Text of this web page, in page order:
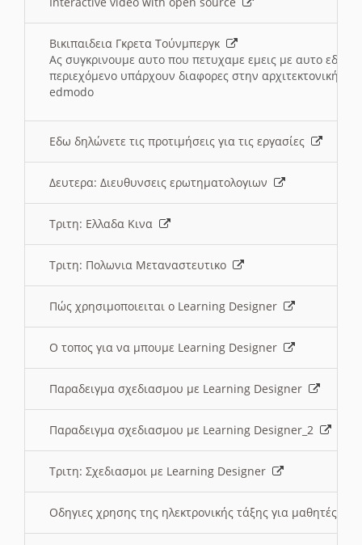
Βικιπαιδεια Γκρετα Τούνμπεργκ
Ας συγκρινουμε αυτο που πετυχαμε εμεις με αυτο εδω
περιεχόμενο υπάρχουν διαφορες στην αρχιτεκτονική
edmodo
Εδω δηλώνετε τις προτιμήσεις για τις εργασίες
Δευτερα: Διευθυνσεις ερωτηματολογιων
Τριτη: Ελλαδα Κινα
Τριτη: Πολωνια Μεταναστευτικο
Πώς χρησιμοποιειται ο Learning Designer
O τοπος για να μπουμε Learning Designer
Παραδειγμα σχεδιασμου με Learning Designer
Παραδειγμα σχεδιασμου με Learning Designer_2
Τριτη: Σχεδιασμοι με Learning Designer
Οδηγιες χρησης της ηλεκτρονικής τάξης για μαθητές